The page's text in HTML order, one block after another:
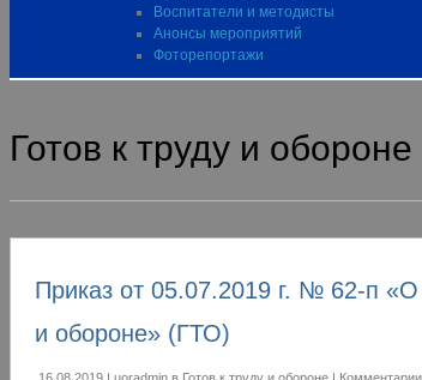
Воспитатели и методисты
Анонсы мероприятий
Фоторепортажи
Готов к труду и обороне
Приказ от 05.07.2019 г. № 62-п «О
и обороне» (ГТО)